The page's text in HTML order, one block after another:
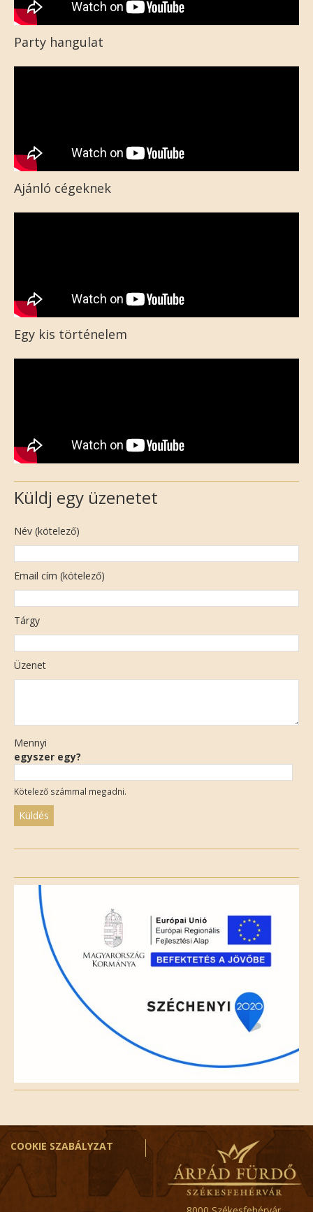
Party hangulat
Ajánló cégeknek
Egy kis történelem
Küldj egy üzenetet
Név (kötelező)
Email cím (kötelező)
Tárgy
Üzenet
Mennyi
egyszer egy?
Kötelező számmal megadni.
field
empty.
COOKIE SZABÁLYZAT